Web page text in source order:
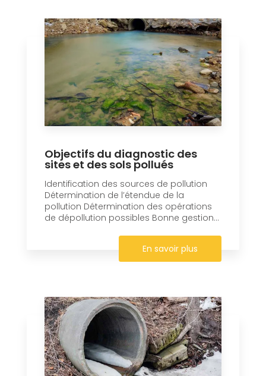
Objectifs du diagnostic des
sites et des sols pollués
Identification des sources de pollution
Détermination de l’étendue de la
pollution Détermination des opérations
de dépollution possibles Bonne gestion...
En savoir plus